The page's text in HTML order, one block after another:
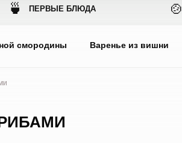
🍵 ПЕРВЫЕ БЛЮДА 🍲
смородины Варенье из вишни